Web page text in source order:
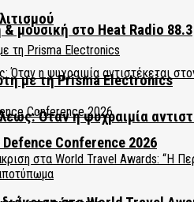
μουσική στο Heat Radio 88.3
Όταν η ψυχραιμία
με τη Prisma Electronics
Conference 2026